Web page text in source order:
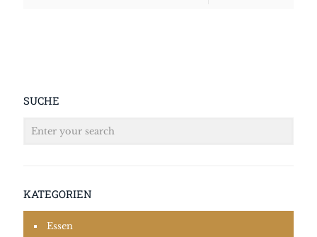
SUCHE
KATEGORIEN
Essen